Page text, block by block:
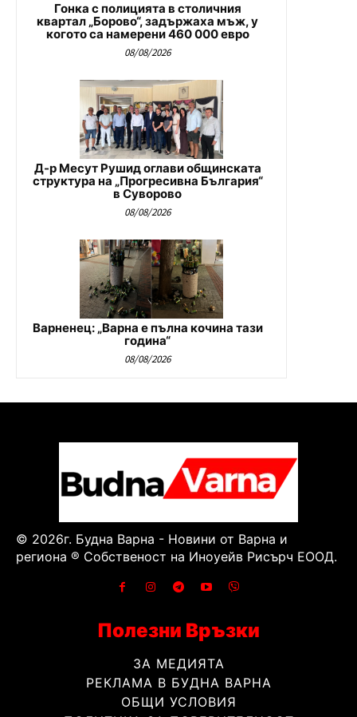
Гонка с полицията в столичния
квартал „Борово“, задържаха мъж, у
когото са намерени 460 000 евро
08/08/2026
Д-р Месут Рушид оглави общинската
структура на „Прогресивна България“
в Суворово
08/08/2026
Варненец: „Варна е пълна кочина тази
година“
08/08/2026
© 2026г. Будна Варна - Новини от Варна и
региона ® Собственост на Иноуейв Рисърч ЕООД.
Полезни Връзки
ЗА МЕДИЯТА
РЕКЛАМА В БУДНА ВАРНА
ОБЩИ УСЛОВИЯ